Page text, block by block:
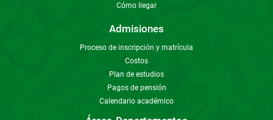
Cómo llegar
Admisiones
Proceso de inscripción y matrícula
Costos
Plan de estudios
Pagos de pensión
Calendario académico